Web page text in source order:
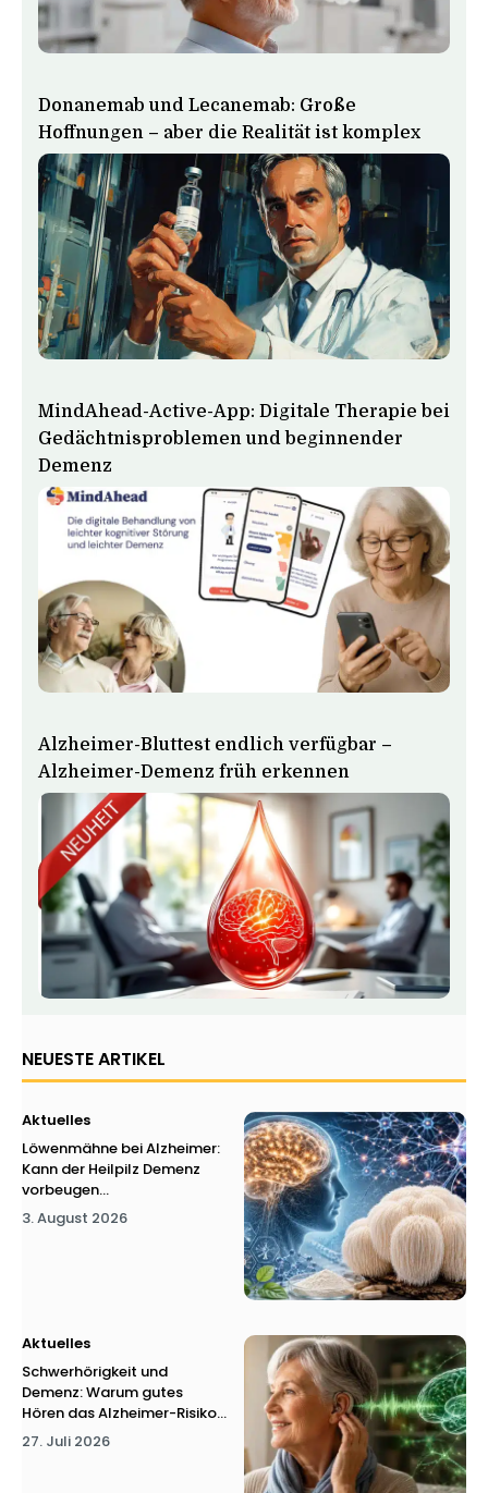
Donanemab und Lecanemab: Große
Hoffnungen – aber die Realität ist komplex
MindAhead-Active-App: Digitale Therapie bei
Gedächtnisproblemen und beginnender
Demenz
Alzheimer-Bluttest endlich verfügbar –
Alzheimer-Demenz früh erkennen
NEUESTE ARTIKEL
Aktuelles
Löwenmähne bei Alzheimer:
Kann der Heilpilz Demenz
vorbeugen...
3. August 2026
Aktuelles
Schwerhörigkeit und
Demenz: Warum gutes
Hören das Alzheimer-Risiko...
27. Juli 2026